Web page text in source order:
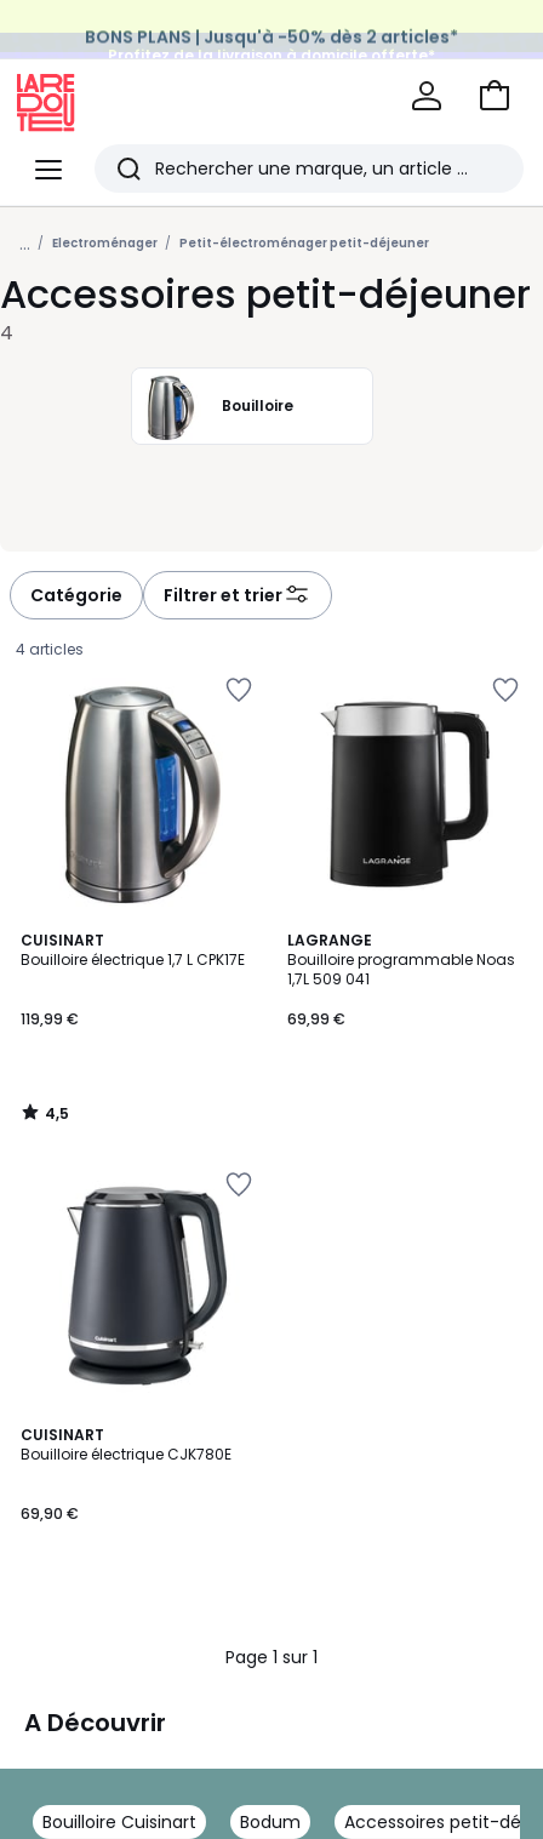
Profitez de la livraison à domicile offerte*
sur tous vos achats Mode & Maison
Menu
Redoute
Rechercher
Les
derniers
articles
Aller
... Electroménager Petit-électroménager petit-déjeuner
Accessoires petit-déjeuner
4
Bouilloire
Catégorie Filtrer et trier
4 articles
CUISINART
Bouilloire électrique 1,7 L CPK17E
€.
119,99 €
4,5
/ 5
4,5
/
LAGRANGE
Bouilloire programmable Noas
1,7L 509 041
69,99 €
CUISINART
Bouilloire électrique CJK780E
69,90 €
Page 1 sur 1
A Découvrir
Bouilloire Cuisinart Bodum Accessoires petit-